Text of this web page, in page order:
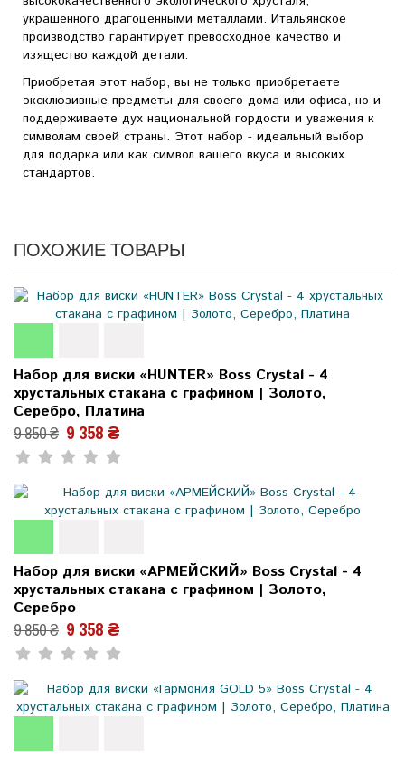
украшенного драгоценными металлами. Итальянское
производство гарантирует превосходное качество и
изящество каждой детали.
Приобретая этот набор, вы не только приобретаете
эксклюзивные предметы для своего дома или офиса, но и
поддерживаете дух национальной гордости и уважения к
символам своей страны. Этот набор - идеальный выбор
для подарка или как символ вашего вкуса и высоких
стандартов.
ПОХОЖИЕ ТОВАРЫ
Набор для виски «HUNTER» Boss Crystal - 4
хрустальных стакана с графином | Золото,
Серебро, Платина
9 850 ₴ 9 358 ₴
Набор для виски «АРМЕЙСКИЙ» Boss Crystal - 4
хрустальных стакана с графином | Золото,
Серебро
9 850 ₴ 9 358 ₴